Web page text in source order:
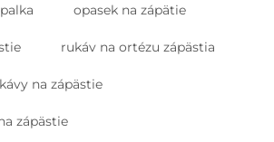
opasek na zápätie
rukáv na ortézu zápästia
na zápästie
zápästie